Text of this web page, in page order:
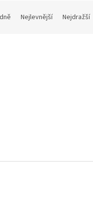
Nejlevnější Nejdražší